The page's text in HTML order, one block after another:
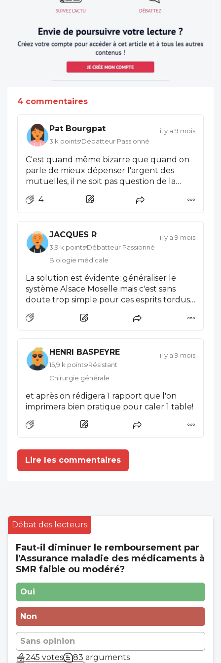
4 commentaires
Pat Bourgpat
3 k points Débatteur Passionné
il y a 9 mois
C'est quand même bizarre que quand on
parle de mieux dépenser l'argent des
mutuelles, il ne soit pas question de la
politiques et autres associations ou des
stades de foot et des voiliers.
4
JACQUES R
3,9 k points Débatteur Passionné
Biologie médicale
il y a 9 mois
La solution est évidente: généraliser le
système Alsace Moselle mais c'est sans
doute trop simple pour ces esprits tordus.
Mosellans est ce bien conforme à nos
sacro-saints principes d'égalité? Que dit le
HENRI BASPEYRE
15,9 k points Résistant
Chirurgie générale
il y a 9 mois
et après on rédigera 1 rapport que l'on
imprimera bien pratique pour caler 1 table!
Lire les commentaires
Débat des lecteurs
Faut-il diminuer le remboursement par
l'Assurance maladie des médicaments à
SMR faible ou modéré?
Oui
Non
Sans opinion
245 votes
83 arguments